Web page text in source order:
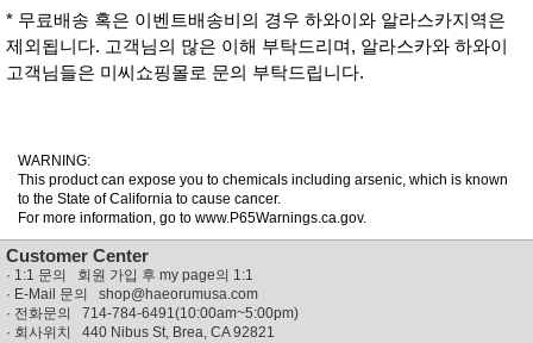
* 무료배송 혹은 이벤트배송비의 경우 하와이와 알라스카지역은
제외됩니다. 고객님의 많은 이해 부탁드리며, 알라스카와 하와이
고객님들은 미씨쇼핑몰로 문의 부탁드립니다.
WARNING:
This product can expose you to chemicals including arsenic, which is known
to the State of California to cause cancer.
For more information, go to www.P65Warnings.ca.gov.
Customer Center
· 1:1 문의 회원 가입 후 my page의 1:1
· E-Mail 문의 shop@haeorumusa.com
· 전화문의 714-784-6491(10:00am~5:00pm)
· 회사위치 440 Nibus St, Brea, CA 92821